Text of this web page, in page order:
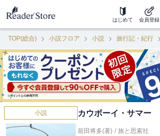
はじめて 会員登録
TOP(総合) 小説フロア 小説 旅行記・紀行
小説 カウボーイ・サマー
前田将多(著) / 旅と思索社